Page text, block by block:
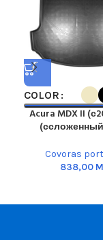
COLOR
Acura MDX II
Covoras